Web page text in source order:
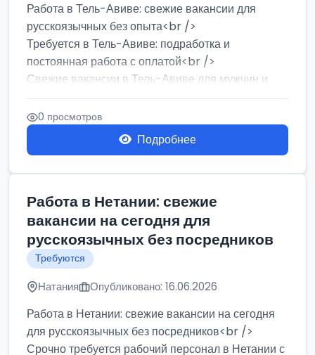
Работа в Тель-Авиве: свежие вакансии для
русскоязычных без опыта<br />
Требуется в Тель-Авиве: подработка и
постоянная работа с оплатой<br />
Свежие вакансии в Тель-Авиве для мужчин и
женщин от хозя...
0 просмотров
Подробнее
Работа в Нетании: свежие
вакансии на сегодня для
русскоязычных без посредников
Требуются
Натания Опубликовано: 16.06.2026
Работа в Нетании: свежие вакансии на сегодня
для русскоязычных без посредников<br />
Срочно требуется рабочий персонал в Нетании с